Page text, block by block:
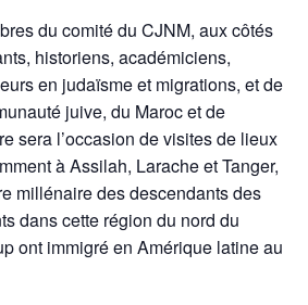
du comité du CJNM, aux côtés
historiens, académiciens,
en judaïsme et migrations, et de
juive, du Maroc et de
sera l’occasion de visites de lieux
à Assilah, Larache et Tanger,
millénaire des descendants des
dans cette région du nord du
ont immigré en Amérique latine au